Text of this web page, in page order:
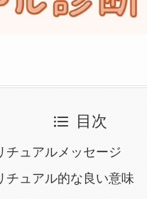
目次
チュアルメッセージ
チュアル的な良い意味